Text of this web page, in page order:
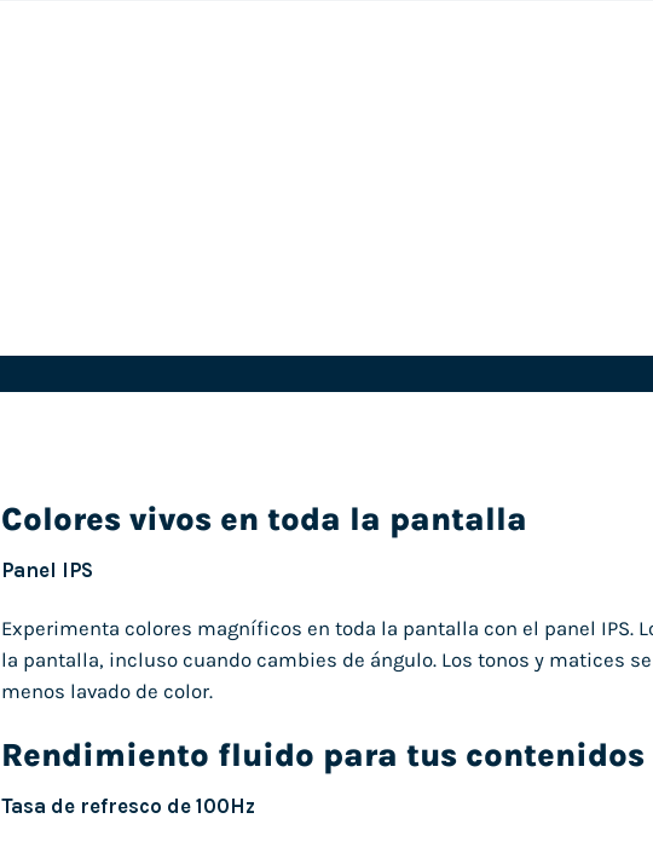
Colores vivos en toda la pantalla
Panel IPS
Experimenta colores magníficos en toda la pantalla con el panel IPS.
la pantalla, incluso cuando cambies de ángulo. Los tonos y matices
menos lavado de color.
Rendimiento fluido para tus contenidos
Tasa de refresco de 100Hz